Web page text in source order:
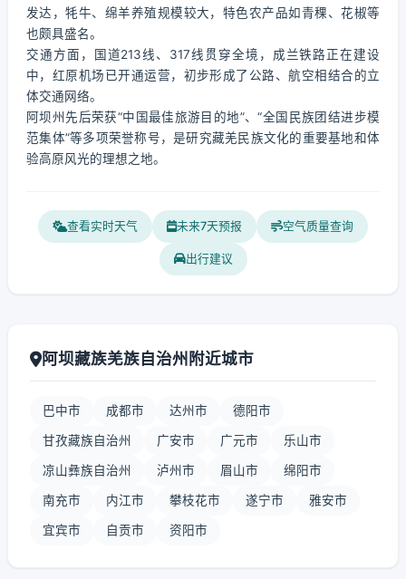
发达，牦牛、绵羊养殖规模较大，特色农产品如青稞、花椒等
也颇具盛名。
交通方面，国道213线、317线贯穿全境，成兰铁路正在建设
中，红原机场已开通运营，初步形成了公路、航空相结合的立
体交通网络。
阿坝州先后荣获“中国最佳旅游目的地”、“全国民族团结进步模
范集体”等多项荣誉称号，是研究藏羌民族文化的重要基地和体
验高原风光的理想之地。
查看实时天气 未来7天预报 空气质量查询
出行建议
阿坝藏族羌族自治州附近城市
巴中市 成都市 达州市 德阳市
甘孜藏族自治州 广安市 广元市 乐山市
凉山彝族自治州 泸州市 眉山市 绵阳市
南充市 内江市 攀枝花市 遂宁市 雅安市
宜宾市 自贡市 资阳市